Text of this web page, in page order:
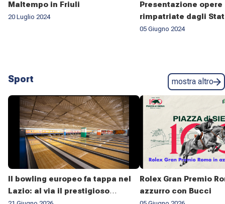
Maltempo in Friuli
20 Luglio 2024
Presentazione
rimpatriate dagli
05 Giugno 2024
Sport mostra altro
Il bowling europeo fa tappa nel
Lazio: al via il prestigioso
Rolex Gran Premio
azzurro con Bucci